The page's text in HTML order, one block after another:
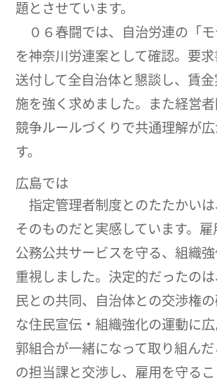
題とさせています。
０６春闘では、自治労連の「モ
を神奈川労連案として確認。要
送付して全自治体と懇談し、賃
施を強く求めました。また経営者
競争ルールづくりで共通理解が
す。
広島では
指定管理者制度とのたたかい
そのものだと実感しています。雇
公務公共サービスを守る、組織
重視しました。決定的だったの
民との共同、自治体との交渉権
な住民宣伝・組織強化の運動に
郭組合が一緒になって取り組ん
の担当課と交渉し、雇用を守る